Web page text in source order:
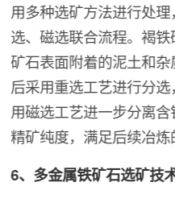
用多种选矿方法进行处
选、磁选联合流程。褐
矿石表面附着的泥土和
后采用重选工艺进行分
用磁选工艺进一步分离
精矿纯度，满足后续冶炼
6、多金属铁矿石选矿技